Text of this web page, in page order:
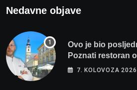
Nedavne objave
Ovo je bio
Poznati restoran
Michelinov chef
7. KOLOVOZA